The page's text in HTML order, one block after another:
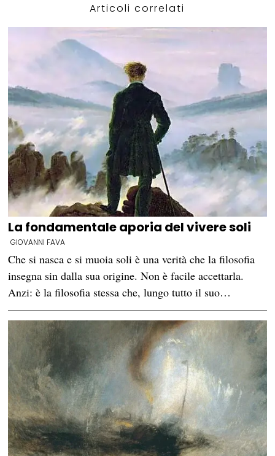
Articoli correlati
La fondamentale aporia del vivere soli
GIOVANNI FAVA
Che si nasca e si muoia soli è una verità che la filosofia
insegna sin dalla sua origine. Non è facile accettarla.
Anzi: è la filosofia stessa che, lungo tutto il suo…